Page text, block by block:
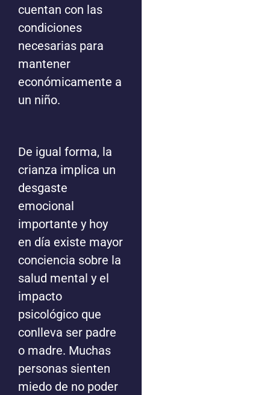
cuentan con las
condiciones
necesarias para
mantener
económicamente a
un niño.
De igual forma, la
crianza implica un
desgaste
emocional
importante y hoy
en día existe mayor
conciencia sobre la
salud mental y el
impacto
psicológico que
conlleva ser padre
o madre. Muchas
personas sienten
miedo de no poder